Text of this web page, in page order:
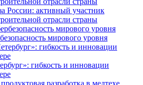
России: активный участник
отрасли страны
мирового уровня
гибкость и инновации